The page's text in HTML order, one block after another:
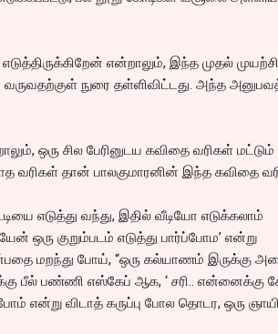
என்றாலும், இந்த முதல்
நுரை தள்ளிவிட்டது. அந்த
ஒரு சில பேரினுடய கவிதை வரிகள் மட்டும்
வரிகள் தான் பாலகுமாரனின் இந்த கவிதை
எடுத்து வந்து, இதில் வீடியோ எடுக்கலாம்
ஒரு குறும்படம் எடுத்து பார்ப்போம’ என்று
மறந்து போய், “ஒரு கல்யாணம் இருக்கு
பீல் பண்ணி எஸ்கேப் ஆக, ‘ சரி.. என்னைக்கு
என்று விடாத் கருப்பு போல தொடர, ஒரு